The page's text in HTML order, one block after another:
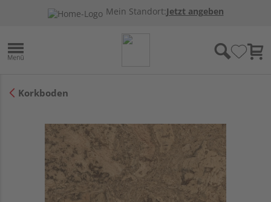
Mein Standort:Jetzt angeben
Korkboden